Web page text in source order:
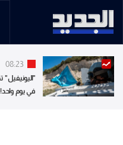
08:23
في يوم واحد!